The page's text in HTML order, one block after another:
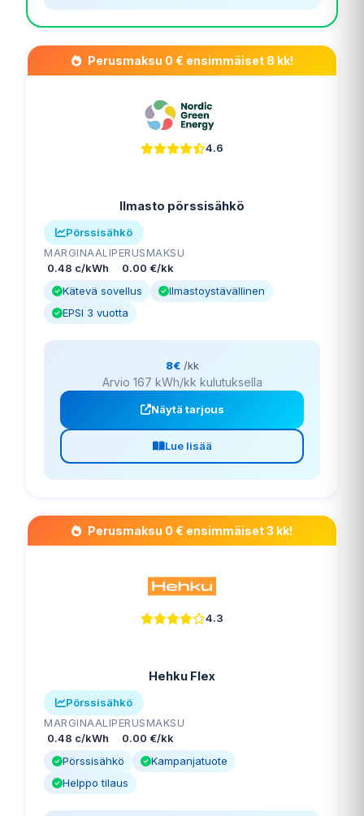
Perusmaksu 0 € ensimmäiset 8 kk!
4.6
Ilmasto pörssisähkö
Pörssisähkö
MARGINAALI
0.48 c/kWh
PERUSMAKSU
0.00 €/kk
Kätevä sovellus
Ilmastoystävällinen
EPSI 3 vuotta
8€ /kk
Arvio 167 kWh/kk kulutuksella
Näytä tarjous
Lue lisää
Perusmaksu 0 € ensimmäiset 3 kk!
4.3
Hehku Flex
Pörssisähkö
MARGINAALI
0.48 c/kWh
PERUSMAKSU
0.00 €/kk
Pörssisähkö
Kampanjatuote
Helppo tilaus